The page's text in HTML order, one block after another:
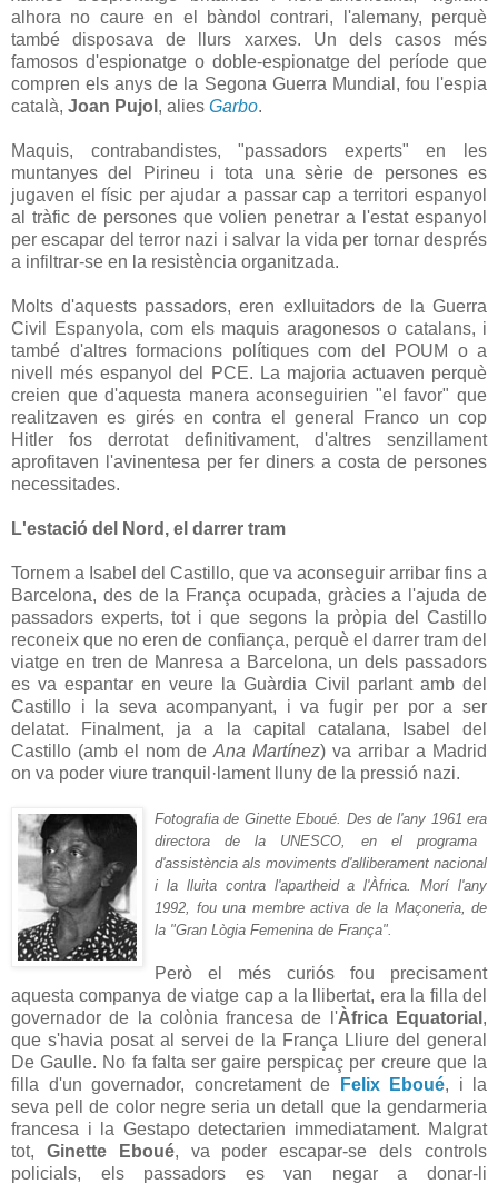
alhora no caure en el bàndol contrari, l'alemany, perquè
també disposava de llurs xarxes. Un dels casos més
famosos d'espionatge o doble-espionatge del període que
compren els anys de la Segona Guerra Mundial, fou l'espia
català, Joan Pujol , alies Garbo.
Maquis, contrabandistes, "passadors experts" en les
muntanyes del Pirineu i tota una sèrie de persones es
jugaven el físic per ajudar a passar cap a territori espanyol
al tràfic de persones que volien penetrar a l'estat espanyol
per escapar del terror nazi i salvar la vida per tornar després
a infiltrar-se en la resistència organitzada.
Molts d'aquests passadors, eren exlluitadors de la Guerra
Civil Espanyola, com els maquis aragonesos o catalans, i
també d'altres formacions polítiques com del POUM o a
nivell més espanyol del PCE. La majoria actuaven perquè
creien que d'aquesta manera aconseguirien "el favor" que
realitzaven es girés en contra el general Franco un cop
Hitler fos derrotat definitivament, d'altres senzillament
aprofitaven l'avinentesa per fer diners a costa de persones
necessitades.
L'estació del Nord, el darrer tram
Tornem a Isabel del Castillo, que va aconseguir arribar fins a
Barcelona, des de la França ocupada, gràcies a l'ajuda de
passadors experts, tot i que segons la pròpia del Castillo
reconeix que no eren de confiança, perquè el darrer tram del
viatge en tren de Manresa a Barcelona, un dels passadors
es va espantar en veure la Guàrdia Civil parlant amb del
Castillo i la seva acompanyant, i va fugir per por a ser
delatat. Finalment, ja a la capital catalana, Isabel del
Castillo (amb el nom de Ana Martínez) va arribar a Madrid
on va poder viure tranquil·lament lluny de la pressió nazi.
Fotografia de Ginette Eboué . Des de l'any 1961 era
directora de la UNESCO, en el programa
d'assistència als moviments d'alliberament nacional
i la lluita contra l'apartheid a l'Àfrica.
Morí l'any
1992, fou una membre activa de la Maçoneria, de
la "Gran Lògia Femenina de França".
Però el més curiós fou precisament
aquesta companya de viatge cap a la llibertat, era la filla del
governador de la colònia francesa de l'Àfrica Equatorial ,
que s'havia posat al servei de la França Lliure del general
De Gaulle. No fa falta ser gaire perspicaç per creure que la
filla d'un governador, concretament de
Felix Eboué, i la
seva pell de color negre seria un detall que la gendarmeria
francesa i la Gestapo detectarien immediatament. Malgrat
tot, Ginette Eboué, va poder escapar-se dels controls
policials, els passadors es van negar a donar-li